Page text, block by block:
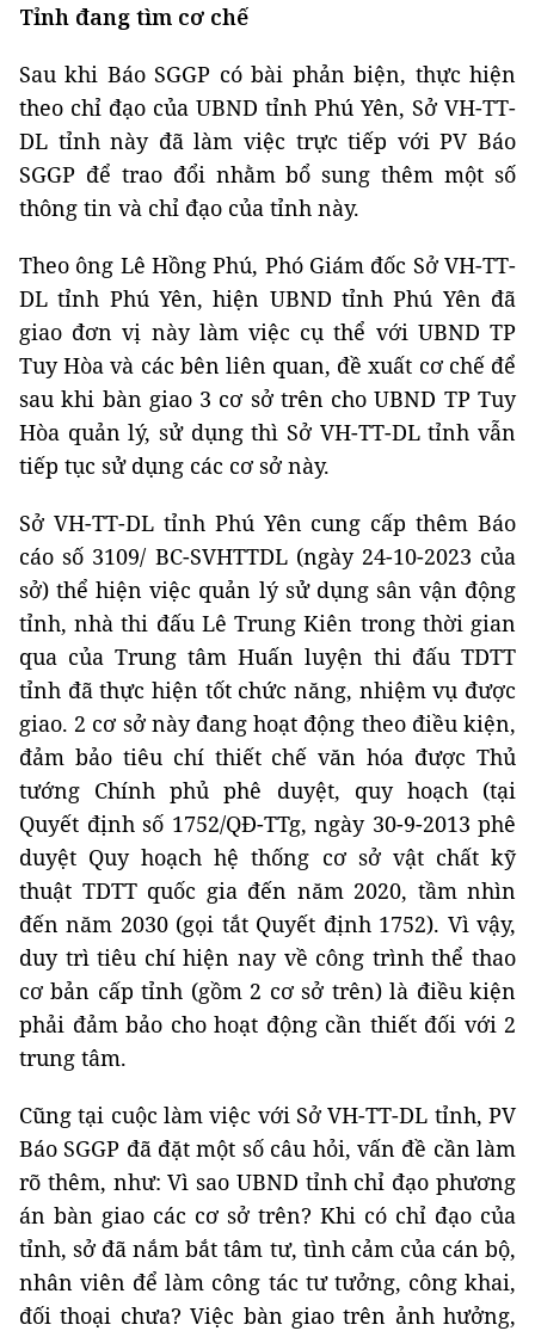
Tỉnh đang tìm cơ chế
Sau khi Báo SGGP có bài phản biện, thực hiện
theo chỉ đạo của UBND tỉnh Phú Yên, Sở VH-TT-
DL tỉnh này đã làm việc trực tiếp với PV Báo
SGGP để trao đổi nhằm bổ sung thêm một số
thông tin và chỉ đạo của tỉnh này.
Theo ông Lê Hồng Phú, Phó Giám đốc Sở VH-TT-
DL tỉnh Phú Yên, hiện UBND tỉnh Phú Yên đã
giao đơn vị này làm việc cụ thể với UBND TP
Tuy Hòa và các bên liên quan, đề xuất cơ chế để
sau khi bàn giao 3 cơ sở trên cho UBND TP Tuy
Hòa quản lý, sử dụng thì Sở VH-TT-DL tỉnh vẫn
tiếp tục sử dụng các cơ sở này.
Sở VH-TT-DL tỉnh Phú Yên cung cấp thêm Báo
cáo số 3109/ BC-SVHTTDL (ngày 24-10-2023 của
sở) thể hiện việc quản lý sử dụng sân vận động
tỉnh, nhà thi đấu Lê Trung Kiên trong thời gian
qua của Trung tâm Huấn luyện thi đấu TDTT
tỉnh đã thực hiện tốt chức năng, nhiệm vụ được
giao. 2 cơ sở này đang hoạt động theo điều kiện,
đảm bảo tiêu chí thiết chế văn hóa được Thủ
tướng Chính phủ phê duyệt, quy hoạch (tại
Quyết định số 1752/QĐ-TTg, ngày 30-9-2013 phê
duyệt Quy hoạch hệ thống cơ sở vật chất kỹ
thuật TDTT quốc gia đến năm 2020, tầm nhìn
đến năm 2030 (gọi tắt Quyết định 1752). Vì vậy,
duy trì tiêu chí hiện nay về công trình thể thao
cơ bản cấp tỉnh (gồm 2 cơ sở trên) là điều kiện
phải đảm bảo cho hoạt động cần thiết đối với 2
trung tâm.
Cũng tại cuộc làm việc với Sở VH-TT-DL tỉnh, PV
Báo SGGP đã đặt một số câu hỏi, vấn đề cần làm
rõ thêm, như: Vì sao UBND tỉnh chỉ đạo phương
án bàn giao các cơ sở trên? Khi có chỉ đạo của
tỉnh, sở đã nắm bắt tâm tư, tình cảm của cán bộ,
nhân viên để làm công tác tư tưởng, công khai,
đối thoại chưa? Việc bàn giao trên ảnh hưởng,